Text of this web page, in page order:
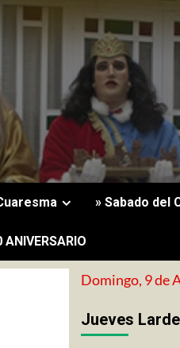
» Sabado del
ANIVERSARIO
Domingo, 9 de
Jueves